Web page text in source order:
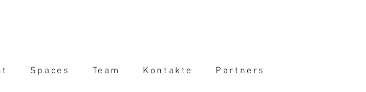
Spaces Team Kontakte Partners